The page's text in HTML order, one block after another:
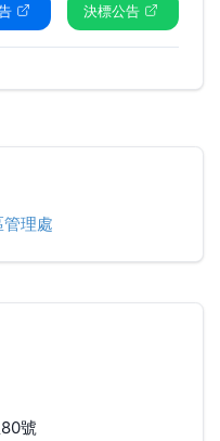
決標公告
理處
號